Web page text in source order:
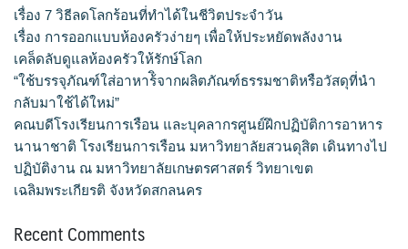
เรื่อง 7 วิธีลดโลกร้อนที่ทำได้ในชีวิตประจำวัน
เรื่อง การออกแบบห้องครัวง่ายๆ เพื่อให้ประหยัดพลังงาน
เคล็ดลับดูแลห้องครัวให้รักษ์โลก
“ใช้บรรจุภัณฑ์ใส่อาหาร้ิจากผลิตภัณฑ์ธรรมชาติหรือวัสดุที่นำ
กลับมาใช้ได้ใหม่”
คณบดีโรงเรียนการเรือน และบุคลากรศูนย์ฝึกปฏิบัติการอาหาร
นานาชาติ โรงเรียนการเรือน มหาวิทยาลัยสวนดุสิต เดินทางไป
ปฏิบัติงาน ณ มหาวิทยาลัยเกษตรศาสตร์ วิทยาเขต
เฉลิมพระเกียรติ จังหวัดสกลนคร
Recent Comments